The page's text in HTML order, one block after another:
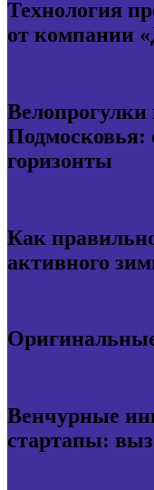
Технология
от компании
Подмосковья:
горизонты
Как
активного
Венчурные
стартапы: